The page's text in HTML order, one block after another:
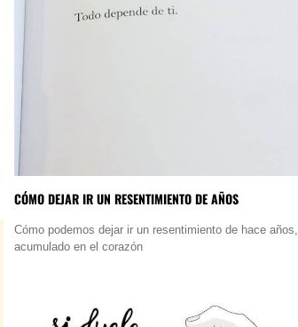
CÓMO DEJAR IR UN RESENTIMIENTO DE AÑOS
Cómo podemos dejar ir un resentimiento de hace años,
acumulado en el corazón